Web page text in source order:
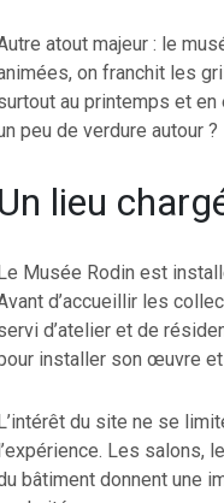
atout majeur : le
on franchit les
au printemps et en
peu de verdure autour ?
Un lieu
Musée Rodin est
d’accueillir les
d’atelier et de
installer son œuvre et
du site ne se
Les salons,
bâtiment donnent une